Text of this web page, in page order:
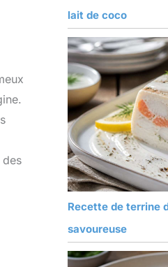
lait de coco
Recette de terrine
savoureuse